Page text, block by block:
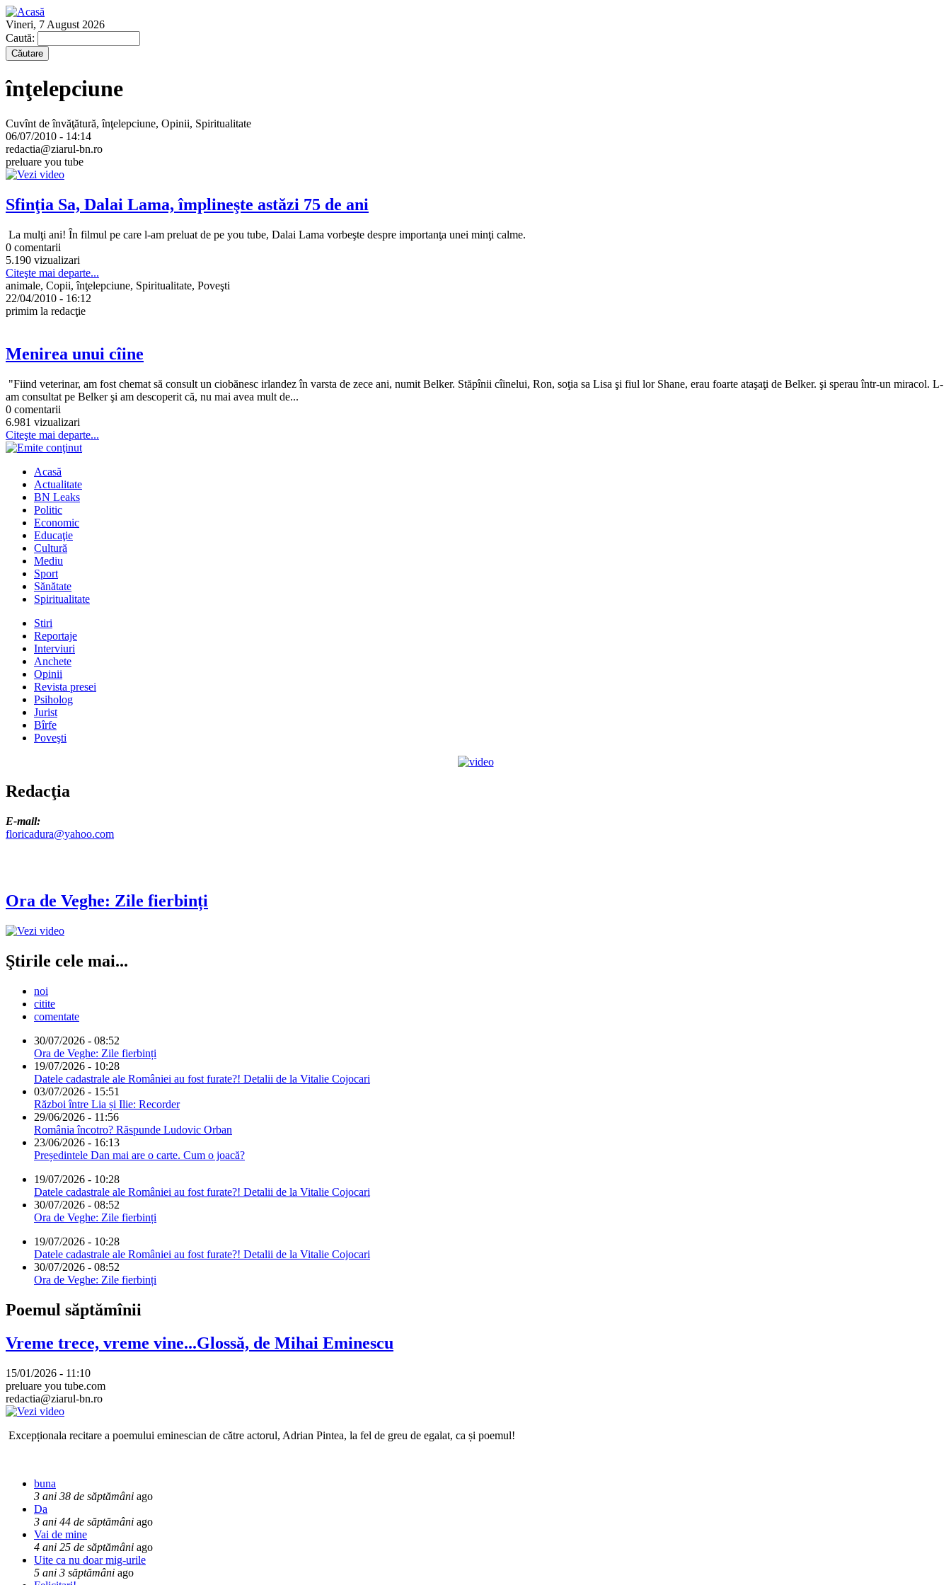
Vineri, 7 August 2026
Caută:
înţelepciune
Cuvînt de învăţătură, înţelepciune, Opinii, Spiritualitate
06/07/2010 - 14:14
redactia@ziarul-bn.ro
preluare you tube
Sfinţia Sa, Dalai Lama, împlineşte astăzi 75 de ani
La mulţi ani! În filmul pe care l-am preluat de pe you tube, Dalai Lama vorbeşte despre importanţa unei minţi calme.
0 comentarii
5.190 vizualizari
Citeşte mai departe...
animale, Copii, înţelepciune, Spiritualitate, Poveşti
22/04/2010 - 16:12
primim la redacţie
Menirea unui cîine
"Fiind veterinar, am fost chemat să consult un ciobănesc irlandez în varsta de zece ani, numit Belker. Stăpînii cîinelui, Ron, soţia sa Lisa şi fiul lor Shane, erau foarte ataşaţi de Belker. şi sperau într-un miracol. L-
am consultat pe Belker şi am descoperit că, nu mai avea mult de...
0 comentarii
6.981 vizualizari
Citeşte mai departe...
Acasă
Actualitate
BN Leaks
Politic
Economic
Educaţie
Cultură
Mediu
Sport
Sănătate
Spiritualitate
Stiri
Reportaje
Interviuri
Anchete
Opinii
Revista presei
Psiholog
Jurist
Bîrfe
Poveşti
Redacţia
E-mail:
floricadura@yahoo.com
Ora de Veghe: Zile fierbinți
Ştirile cele mai...
noi
citite
comentate
30/07/2026 - 08:52
Ora de Veghe: Zile fierbinți
19/07/2026 - 10:28
Datele cadastrale ale României au fost furate?! Detalii de la Vitalie Cojocari
03/07/2026 - 15:51
Război între Lia și Ilie: Recorder
29/06/2026 - 11:56
România încotro? Răspunde Ludovic Orban
23/06/2026 - 16:13
Președintele Dan mai are o carte. Cum o joacă?
19/07/2026 - 10:28
Datele cadastrale ale României au fost furate?! Detalii de la Vitalie Cojocari
30/07/2026 - 08:52
Ora de Veghe: Zile fierbinți
19/07/2026 - 10:28
Datele cadastrale ale României au fost furate?! Detalii de la Vitalie Cojocari
30/07/2026 - 08:52
Ora de Veghe: Zile fierbinți
Poemul săptămînii
Vreme trece, vreme vine...Glossă, de Mihai Eminescu
15/01/2026 - 11:10
preluare you tube.com
redactia@ziarul-bn.ro
Excepționala recitare a poemului eminescian de către actorul, Adrian Pintea, la fel de greu de egalat, ca și poemul!
buna
3 ani 38 de săptămâni ago
Da
3 ani 44 de săptămâni ago
Vai de mine
4 ani 25 de săptămâni ago
Uite ca nu doar mig-urile
5 ani 3 săptămâni ago